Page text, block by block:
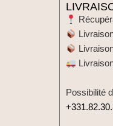
Possibilité